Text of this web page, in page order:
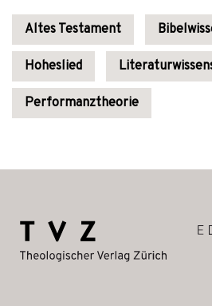
Altes Testament
Hoheslied
Performanztheorie